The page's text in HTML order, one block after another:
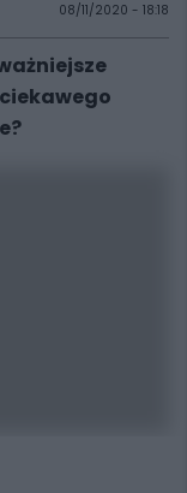
08/11/2020 - 18:18